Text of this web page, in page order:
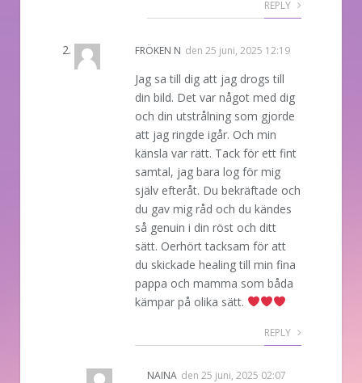
REPLY
FRÖKEN N den 25 juni, 2025 12:19
Jag sa till dig att jag drogs till
din bild. Det var något med dig
och din utstrålning som gjorde
att jag ringde igår. Och min
känsla var rätt. Tack för ett fint
samtal, jag bara log för mig
själv efteråt. Du bekräftade och
du gav mig råd och du kändes
så genuin i din röst och ditt
sätt. Oerhört tacksam för att
du skickade healing till min fina
pappa och mamma som båda
kämpar på olika sätt.
REPLY
NAINA den 25 juni, 2025 02:07